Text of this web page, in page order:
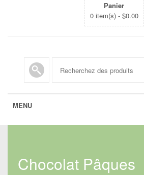
Panier
0 item(s) - $0.00
MENU
Chocolat Pâques